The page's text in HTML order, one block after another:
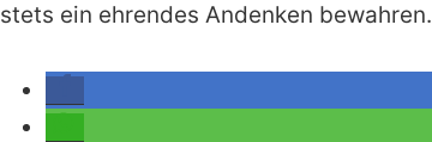
stets ein ehrendes Andenken bewahren.